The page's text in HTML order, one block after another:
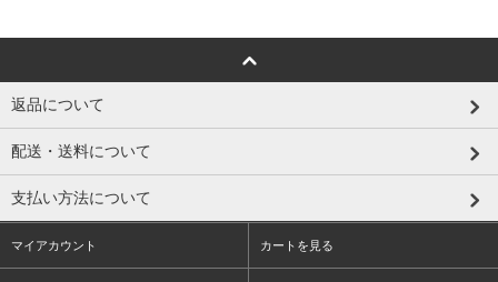
返品について
配送・送料について
支払い方法について
マイアカウント カートを見る